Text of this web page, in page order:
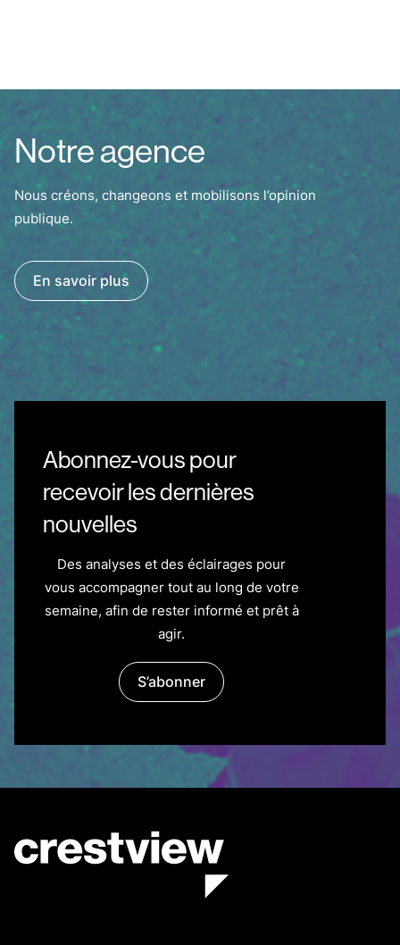
Notre agence
Nous créons, changeons et mobilisons l’opinion
publique.
En savoir plus
Abonnez-vous pour
recevoir les dernières
nouvelles
Des analyses et des éclairages pour
vous accompagner tout au long de votre
semaine, afin de rester informé et prêt à
agir.
S’abonner